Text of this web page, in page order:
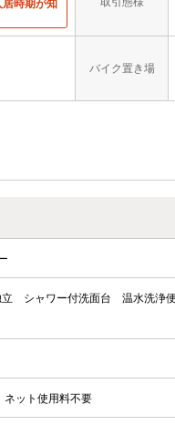
時期が知
バイク置き場
シャワー付洗面台 温水洗浄
ネット使用料不要